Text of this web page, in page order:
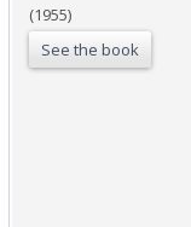
(1955)
See the book